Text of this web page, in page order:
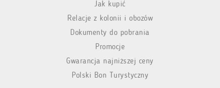
Jak kupić
Relacje z kolonii i obozów
Dokumenty do pobrania
Promocje
Gwarancja najniższej ceny
Polski Bon Turystyczny